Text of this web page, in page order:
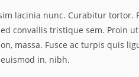
lacinia nunc. Curabitur tortor.
convallis tristique sem. Proin
massa. Fusce ac turpis quis
in, nibh.